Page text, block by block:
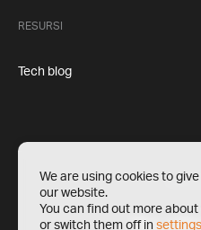
RESURSI
Tech blog
Politika
We are using cookies to
our website.
You can find out more
or switch them off in settings